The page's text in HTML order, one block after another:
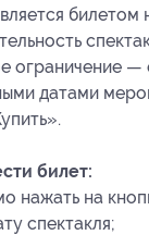
билетом
ограничение —
датами
билет:
нажать на
спектакля;